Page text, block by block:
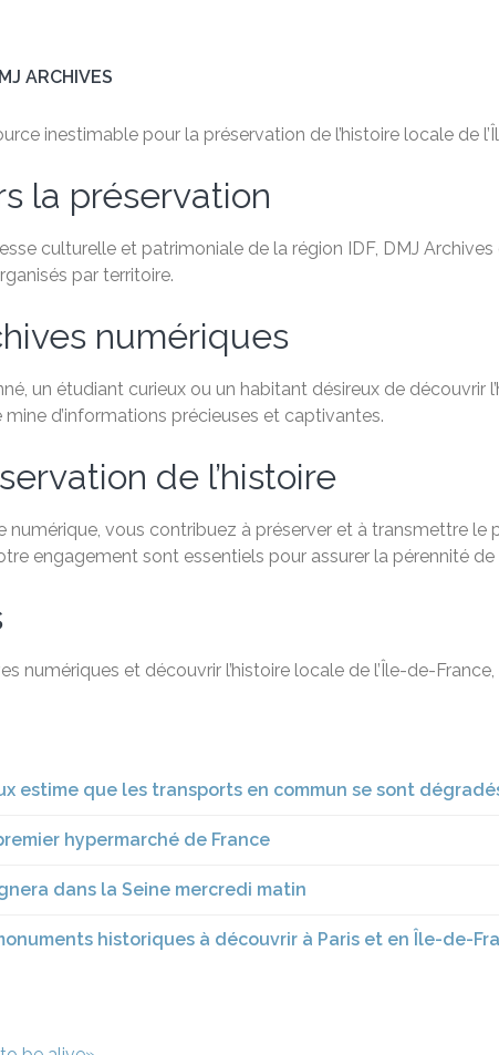
ARCHIVES
inestimable pour la préservation de l’histoire locale de
la préservation
culturelle et patrimoniale de la région IDF, DMJ
par territoire.
numériques
un étudiant curieux ou un habitant désireux de découvrir
d’informations précieuses et captivantes.
de l’histoire
vous contribuez à préserver et à transmettre le
engagement sont essentiels pour assurer la pérennité
numériques et découvrir l’histoire locale de l’Île-de-
estime que les transports en commun se sont
hypermarché de France
dans la Seine mercredi matin
historiques à découvrir à Paris et en Île-de-